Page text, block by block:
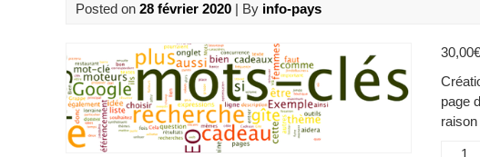
Posted on 28 février 2020 | By info-pays
30,00€
page
quantité